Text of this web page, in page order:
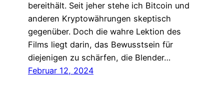
bereithält. Seit jeher stehe ich Bitcoin und
anderen Kryptowährungen skeptisch
gegenüber. Doch die wahre Lektion des
Films liegt darin, das Bewusstsein für
diejenigen zu schärfen, die Blender…
Februar 12, 2024